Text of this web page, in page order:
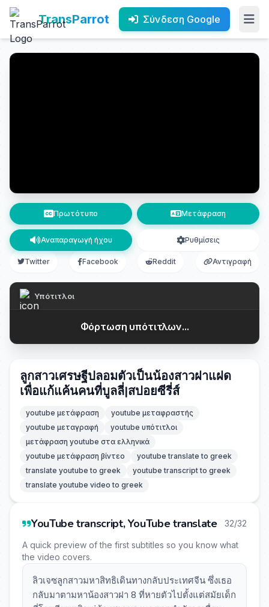
TransParrot Σύνδεση Google
Πρωτότυπο Μετάφραση
Αναπαραγωγή ήχου Ρυθμίσεις
Twitter Facebook Reddit Αντιγραφή
Υπότιτλοι
Φόρτωση υπότιτλων...
ลูกสาวเศรษฐีปลอมตัวเป็นน้องสาวฝาแฝด
เพื่อแก้แค้นคนที่บูลลี่|สปอยซีรี่ส์
youtube μετάφραση
youtube μεταφραστής
youtube μεταγραφή
youtube υπότιτλοι
μετάφραση youtube στα ελληνικά
youtube μετάφραση βίντεο
youtube translate to greek
translate youtube to greek
youtube transcript to greek
translate youtube video to greek
YouTube transcript, YouTube translate 32/32
A quick preview of the first subtitles so you know what
the video covers.
ลิวเจซลูกสาวมหาสิทธิเดินทางกลับประเทศจีน ซึ่งเธอ
กลับมาตามหาน้องสาวฝา 8 ที่หายตัวไปตั้งแต่สมัยเด็ก